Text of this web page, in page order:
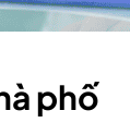
phố